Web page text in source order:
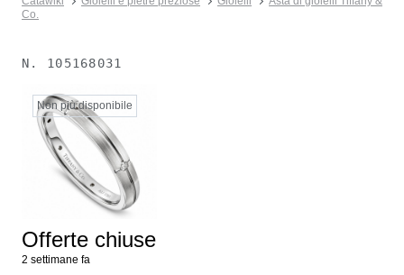
Co.
N. 105168031
Non più disponibile
Offerte chiuse
2 settimane fa